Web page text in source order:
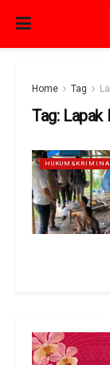
Home Tag
Tag: Lapak